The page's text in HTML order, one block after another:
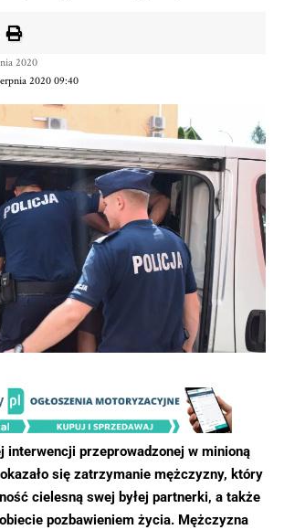
2020 09:40
2020
interwencji przeprowadzonej w minioną
się zatrzymanie mężczyzny, który
cielesną swej byłej partnerki, a także
pozbawieniem życia. Mężczyzna